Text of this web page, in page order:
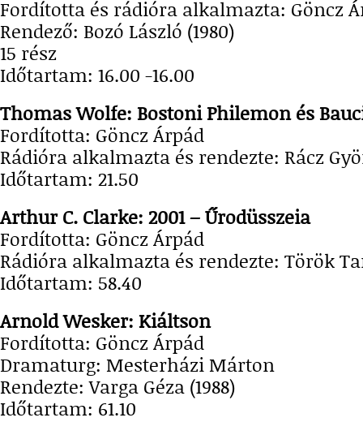
Fordította és rádióra alkalmazta: Göncz
Rendező: Bozó László (1980)
15 rész
Időtartam: 16.00 -16.00
Thomas Wolfe: Bostoni Philemon és
Fordította: Göncz Árpád
Rádióra alkalmazta és rendezte: Rácz
Időtartam: 21.50
Arthur C. Clarke: 2001 – Űrodüsszeia
Fordította: Göncz Árpád
Rádióra alkalmazta és rendezte: Török
Időtartam: 58.40
Arnold Wesker: Kiáltson
Fordította: Göncz Árpád
Dramaturg: Mesterházi Márton
Rendezte: Varga Géza (1988)
Időtartam: 61.10